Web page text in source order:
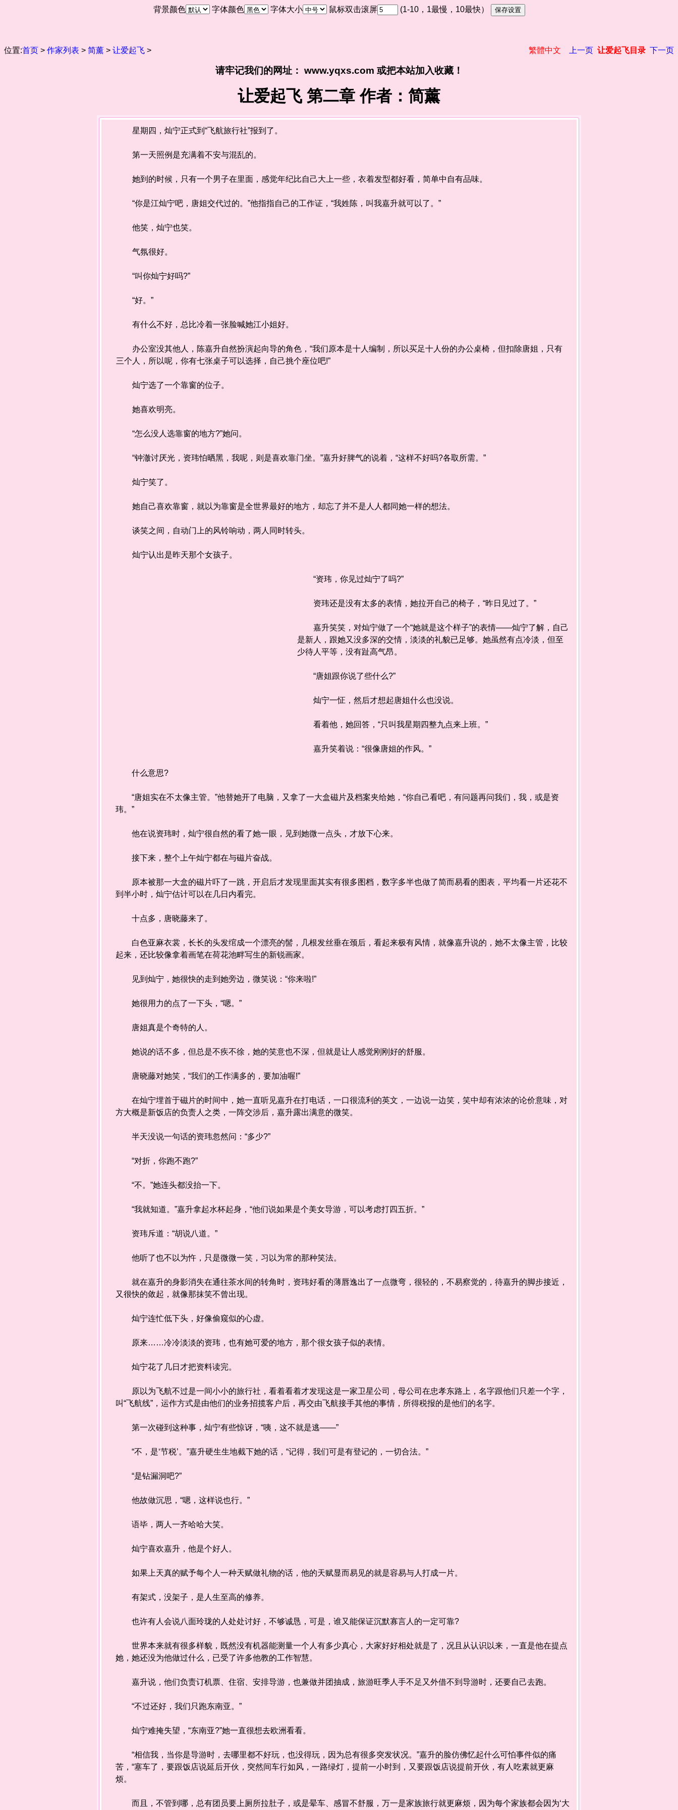
背景颜色 字体颜色 字体大小 鼠标双击滚屏 (1-10，1最慢，10最快）
位置:首页 > 作家列表 > 简薰 > 让爱起飞 > 繁體中文 上一页 让爱起飞目录 下一页
请牢记我们的网址： www.yqxs.com 或把本站加入收藏！
让爱起飞 第二章 作者：简薰
星期四，灿宁正式到“飞航旅行社”报到了。
第一天照例是充满着不安与混乱的。
她到的时候，只有一个男子在里面，感觉年纪比自己大上一些，衣着发型都好看，简单中自有品味。
“你是江灿宁吧，唐姐交代过的。”他指指自己的工作证，“我姓陈，叫我嘉升就可以了。”
他笑，灿宁也笑。
气氛很好。
“叫你灿宁好吗?”
“好。”
有什么不好，总比冷着一张脸喊她江小姐好。
办公室没其他人，陈嘉升自然扮演起向导的角色，“我们原本是十人编制，所以买足十人份的办公桌椅，但扣除唐姐，只有
三个人，所以呢，你有七张桌子可以选择，自己挑个座位吧!”
灿宁选了一个靠窗的位子。
她喜欢明亮。
“怎么没人选靠窗的地方?”她问。
“钟澈讨厌光，资玮怕晒黑，我呢，则是喜欢靠门坐。”嘉升好脾气的说着，“这样不好吗?各取所需。”
灿宁笑了。
她自己喜欢靠窗，就以为靠窗是全世界最好的地方，却忘了并不是人人都同她一样的想法。
谈笑之间，自动门上的风铃响动，两人同时转头。
灿宁认出是昨天那个女孩子。
“资玮，你见过灿宁了吗?”
资玮还是没有太多的表情，她拉开自己的椅子，“昨日见过了。”
嘉升笑笑，对灿宁做了一个“她就是这个样子”的表情——灿宁了解，自己
是新人，跟她又没多深的交情，淡淡的礼貌已足够。她虽然有点冷淡，但至
少待人平等，没有趾高气昂。
“唐姐跟你说了些什么?”
灿宁一怔，然后才想起唐姐什么也没说。
看着他，她回答，“只叫我星期四整九点来上班。”
嘉升笑着说：“很像唐姐的作风。”
什么意思?
“唐姐实在不太像主管。”他替她开了电脑，又拿了一大盒磁片及档案夹给她，“你自己看吧，有问题再问我们，我，或是资
玮。”
他在说资玮时，灿宁很自然的看了她一眼，见到她微一点头，才放下心来。
接下来，整个上午灿宁都在与磁片奋战。
原本被那一大盒的磁片吓了一跳，开启后才发现里面其实有很多图档，数字多半也做了简而易看的图表，平均看一片还花不
到半小时，灿宁估计可以在几日内看完。
十点多，唐晓藤来了。
白色亚麻衣裳，长长的头发绾成一个漂亮的髻，几根发丝垂在颈后，看起来极有风情，就像嘉升说的，她不太像主管，比较
起来，还比较像拿着画笔在荷花池畔写生的新锐画家。
见到灿宁，她很快的走到她旁边，微笑说：“你来啦!”
她很用力的点了一下头，“嗯。”
唐姐真是个奇特的人。
她说的话不多，但总是不疾不徐，她的笑意也不深，但就是让人感觉刚刚好的舒服。
唐晓藤对她笑，“我们的工作满多的，要加油喔!”
在灿宁埋首于磁片的时间中，她一直听见嘉升在打电话，一口很流利的英文，一边说一边笑，笑中却有浓浓的论价意味，对
方大概是新饭店的负责人之类，一阵交涉后，嘉升露出满意的微笑。
半天没说一句话的资玮忽然问：“多少?”
“对折，你跑不跑?”
“不。”她连头都没抬一下。
“我就知道。”嘉升拿起水杯起身，“他们说如果是个美女导游，可以考虑打四五折。”
资玮斥道：“胡说八道。”
他听了也不以为忤，只是微微一笑，习以为常的那种笑法。
就在嘉升的身影消失在通往茶水间的转角时，资玮好看的薄唇逸出了一点微弯，很轻的，不易察觉的，待嘉升的脚步接近，
又很快的敛起，就像那抹笑不曾出现。
灿宁连忙低下头，好像偷窥似的心虚。
原来……冷冷淡淡的资玮，也有她可爱的地方，那个很女孩子似的表情。
灿宁花了几日才把资料读完。
原以为飞航不过是一间小小的旅行社，看着看着才发现这是一家卫星公司，母公司在忠孝东路上，名字跟他们只差一个字，
叫“飞航线”，运作方式是由他们的业务招揽客户后，再交由飞航接手其他的事情，所得税报的是他们的名字。
第一次碰到这种事，灿宁有些惊讶，“咦，这不就是逃——”
“不，是‘节税’。”嘉升硬生生地截下她的话，“记得，我们可是有登记的，一切合法。”
“是钻漏洞吧?”
他故做沉思，“嗯，这样说也行。”
语毕，两人一齐哈哈大笑。
灿宁喜欢嘉升，他是个好人。
如果上天真的赋予每个人一种天赋做礼物的话，他的天赋显而易见的就是容易与人打成一片。
有架式，没架子，是人生至高的修养。
也许有人会说八面玲珑的人处处讨好，不够诚恳，可是，谁又能保证沉默寡言人的一定可靠?
世界本来就有很多样貌，既然没有机器能测量一个人有多少真心，大家好好相处就是了，况且从认识以来，一直是他在提点
她，她还没为他做过什么，已受了许多他教的工作智慧。
嘉升说，他们负责订机票、住宿、安排导游，也兼做并团抽成，旅游旺季人手不足又外借不到导游时，还要自己去跑。
“不过还好，我们只跑东南亚。”
灿宁难掩失望，“东南亚?”她一直很想去欧洲看看。
“相信我，当你是导游时，去哪里都不好玩，也没得玩，因为总有很多突发状况。”嘉升的脸仿佛忆起什么可怕事件似的痛
苦，“塞车了，要跟饭店说延后开伙，突然间车行如风，一路绿灯，提前一小时到，又要跟饭店说提前开伙，有人吃素就更麻
烦。
而且，不管到哪，总有团员要上厕所拉肚子，或是晕车、感冒不舒服，万一是家族旅行就更麻烦，因为每个家族都会因为‘大